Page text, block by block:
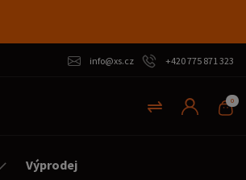
info@xs.cz +420 775 871 323
0
Výprodej